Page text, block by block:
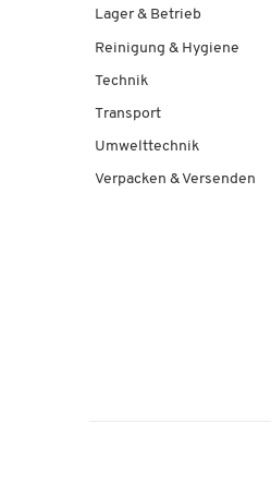
Lager & Betrieb
Reinigung & Hygiene
Technik
Transport
Umwelttechnik
Verpacken & Versenden